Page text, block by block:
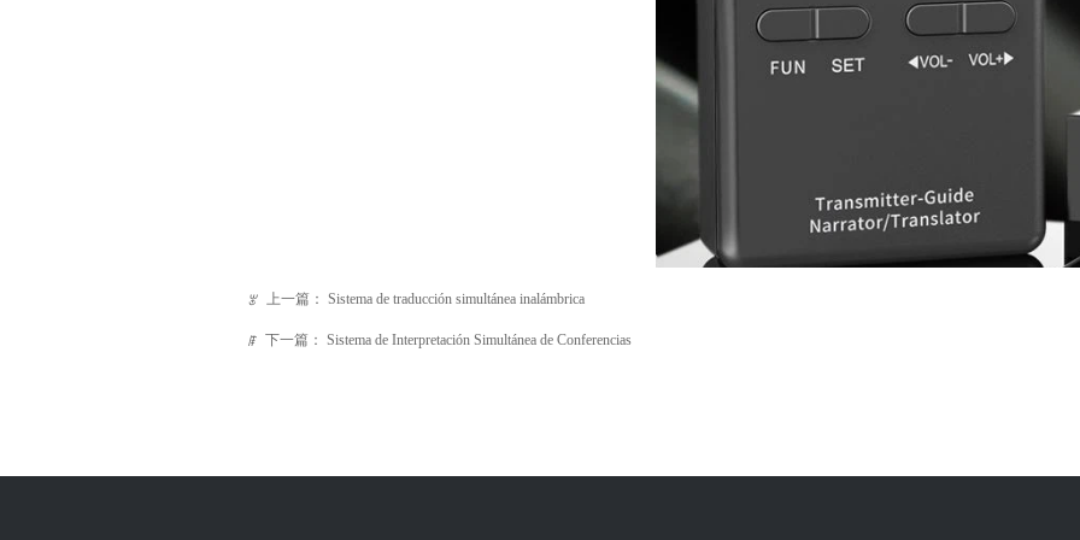
ꂃ 上一篇： Sistema de traducción simultánea inalámbrica
ꁹ 下一篇： Sistema de Interpretación Simultánea de Conferencias